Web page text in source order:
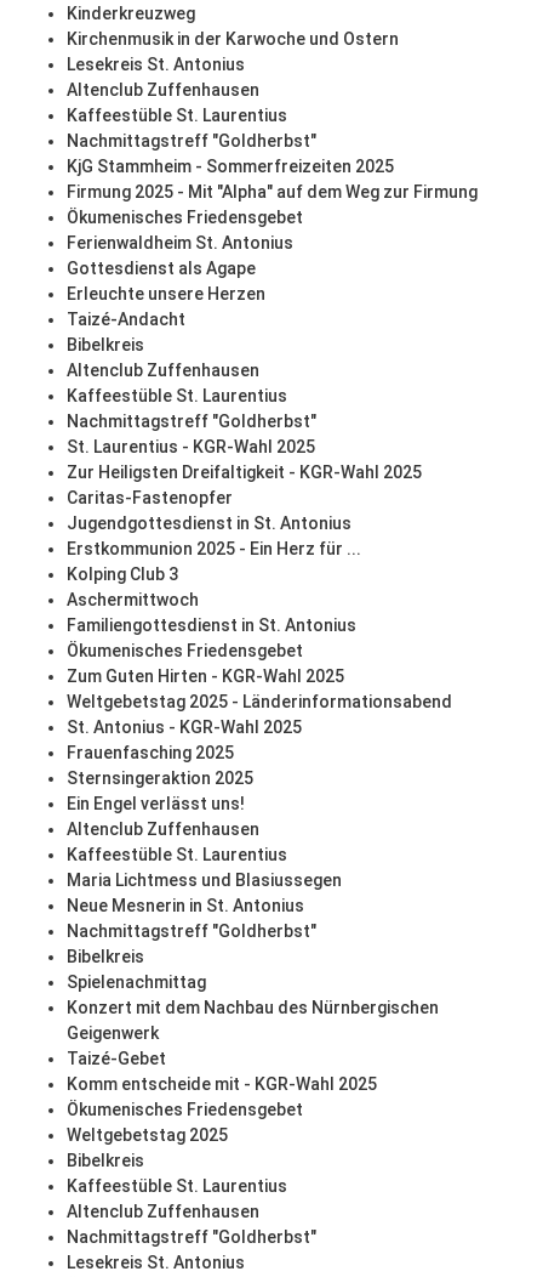
Kinderkreuzweg
Kirchenmusik in der Karwoche und Ostern
Lesekreis St. Antonius
Altenclub Zuffenhausen
Kaffeestüble St. Laurentius
Nachmittagstreff "Goldherbst"
KjG Stammheim - Sommerfreizeiten 2025
Firmung 2025 - Mit "Alpha" auf dem Weg zur Firmung
Ökumenisches Friedensgebet
Ferienwaldheim St. Antonius
Gottesdienst als Agape
Erleuchte unsere Herzen
Taizé-Andacht
Bibelkreis
Altenclub Zuffenhausen
Kaffeestüble St. Laurentius
Nachmittagstreff "Goldherbst"
St. Laurentius - KGR-Wahl 2025
Zur Heiligsten Dreifaltigkeit - KGR-Wahl 2025
Caritas-Fastenopfer
Jugendgottesdienst in St. Antonius
Erstkommunion 2025 - Ein Herz für ...
Kolping Club 3
Aschermittwoch
Familiengottesdienst in St. Antonius
Ökumenisches Friedensgebet
Zum Guten Hirten - KGR-Wahl 2025
Weltgebetstag 2025 - Länderinformationsabend
St. Antonius - KGR-Wahl 2025
Frauenfasching 2025
Sternsingeraktion 2025
Ein Engel verlässt uns!
Altenclub Zuffenhausen
Kaffeestüble St. Laurentius
Maria Lichtmess und Blasiussegen
Neue Mesnerin in St. Antonius
Nachmittagstreff "Goldherbst"
Bibelkreis
Spielenachmittag
Konzert mit dem Nachbau des Nürnbergischen
Geigenwerk
Taizé-Gebet
Komm entscheide mit - KGR-Wahl 2025
Ökumenisches Friedensgebet
Weltgebetstag 2025
Bibelkreis
Kaffeestüble St. Laurentius
Altenclub Zuffenhausen
Nachmittagstreff "Goldherbst"
Lesekreis St. Antonius